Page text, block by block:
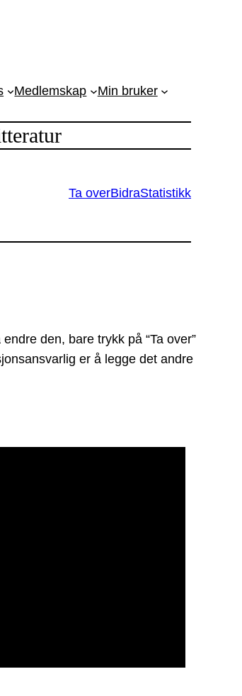
Medlemskap Min bruker
Ta overBidraStatistikk
den, bare trykk på “Ta over”
er å legge det andre